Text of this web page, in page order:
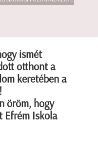
ismét
otthont a
keretében a
öröm, hogy
Efrém Iskola